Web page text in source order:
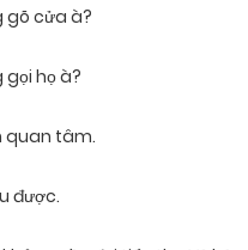
gõ cửa à?
họ à?
quan tâm.
được.